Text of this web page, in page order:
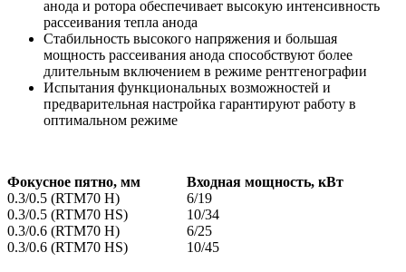
анода и ротора обеспечивает высокую интенсивность
рассеивания тепла анода
Стабильность высокого напряжения и большая
мощность рассеивания анода способствуют более
длительным включением в режиме рентгенографии
Испытания функциональных возможностей и
предварительная настройка гарантируют работу в
оптимальном режиме
Фокусное пятно, мм
Входная мощность, кВт
0.3/0.5 (RTM70 H)
6/19
0.3/0.5 (RTM70 HS)
10/34
0.3/0.6 (RTM70 H)
6/25
0.3/0.6 (RTM70 HS)
10/45